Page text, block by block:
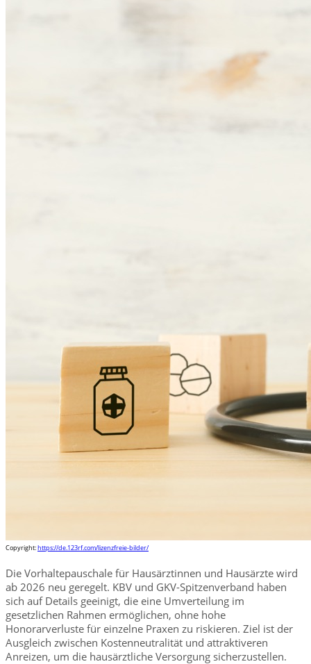
Copyright:https://de.123rf.com/lizenzfreie-bilder/
Die Vorhaltepauschale für Hausärztinnen und Hausärzte wird
ab 2026 neu geregelt. KBV und GKV-Spitzenverband haben
sich auf Details geeinigt, die eine Umverteilung im
gesetzlichen Rahmen ermöglichen, ohne hohe
Honorarverluste für einzelne Praxen zu riskieren. Ziel ist der
Ausgleich zwischen Kostenneutralität und attraktiveren
Anreizen, um die hausärztliche Versorgung sicherzustellen.